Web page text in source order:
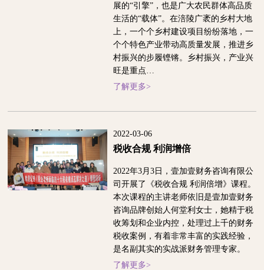
展的“引擎”，也是广大农民群体高品质
生活的“载体”。在涪陵广袤的乡村大地
上，一个个乡村建设项目纷纷落地，一
个个特色产业带动高质量发展，推进乡
村振兴的步履铿锵。乡村振兴，产业兴
旺是重点…
了解更多>
2022-03-06
税收合规 利润增倍
2022年3月3日，壹加壹财务咨询有限公
司开展了《税收合规 利润倍增》课程。
本次课程的主讲老师依旧是壹加壹财务
咨询品牌创始人何堂利女士，她精于税
收筹划和企业内控，处理过上千的财务
税收案例，有着非常丰富的实践经验，
是名副其实的实战派财务管理专家。
了解更多>